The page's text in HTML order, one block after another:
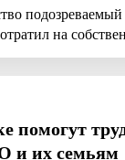
подозреваемый
на
помогут
и их семьям